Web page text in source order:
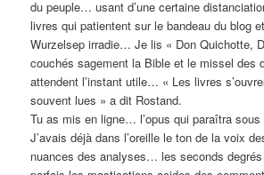
du peuple… usant d’une certaine
livres qui patientent sur le bandeau du blog
Wurzelsep irradie… Je lis « Don Quichotte,
couchés sagement la Bible et le missel
attendent l’instant utile… « Les livres
souvent lues » a dit Rostand.
Tu as mis en ligne… l’opus qui paraîtra
J’avais déjà dans l’oreille le ton de la voix
nuances des analyses… les seconds